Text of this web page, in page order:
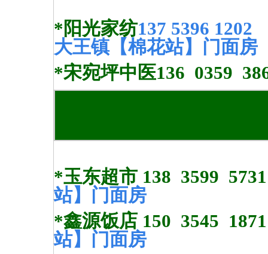
*阳光家纺137 5396
大王镇【棉花站】门面房
*宋宛坪中医136 0359
*玉东超市 138 3599
站】门面房
*鑫源饭店 150 3545
站】门面房